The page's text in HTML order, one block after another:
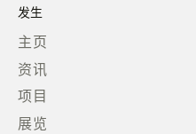
发生
主页
资讯
项目
展览